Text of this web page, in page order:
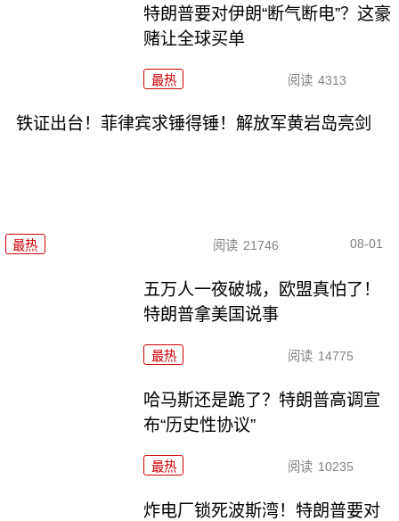
特朗普要对伊朗“断气断电”？这豪
赌让全球买单
最热 阅读 4313
铁证出台！菲律宾求锤得锤！解放军黄岩岛亮剑
最热 阅读 21746 08-01
五万人一夜破城，欧盟真怕了！
特朗普拿美国说事
最热 阅读 14775
哈马斯还是跪了？特朗普高调宣
布“历史性协议”
最热 阅读 10235
炸电厂锁死波斯湾！特朗普要对